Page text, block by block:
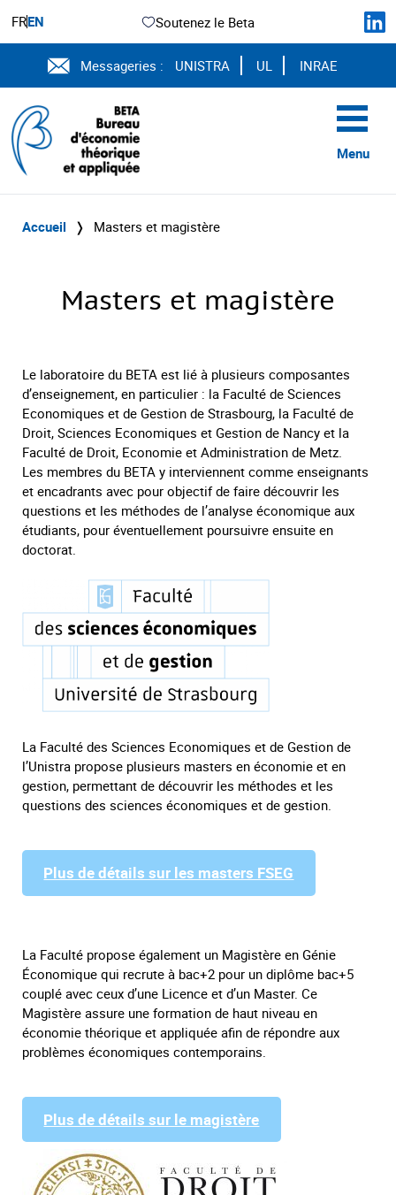
FREN Soutenez le Beta
Messageries : UNISTRA UL INRAE
Menu
Accueil ❭ Masters et magistère
Masters et magistère
Le laboratoire du BETA est lié à plusieurs composantes
d’enseignement, en particulier : la Faculté de Sciences
Economiques et de Gestion de Strasbourg, la Faculté de
Droit, Sciences Economiques et Gestion de Nancy et la
Faculté de Droit, Economie et Administration de Metz.
Les membres du BETA y interviennent comme enseignants
et encadrants avec pour objectif de faire découvrir les
questions et les méthodes de l’analyse économique aux
étudiants, pour éventuellement poursuivre ensuite en
doctorat.
La Faculté des Sciences Economiques et de Gestion de
l’Unistra propose plusieurs masters en économie et en
gestion, permettant de découvrir les méthodes et les
questions des sciences économiques et de gestion.
Plus de détails sur les masters FSEG
La Faculté propose également un Magistère en Génie
Économique qui recrute à bac+2 pour un diplôme bac+5
couplé avec ceux d’une Licence et d’un Master. Ce
Magistère assure une formation de haut niveau en
économie théorique et appliquée afin de répondre aux
problèmes économiques contemporains.
Plus de détails sur le magistère